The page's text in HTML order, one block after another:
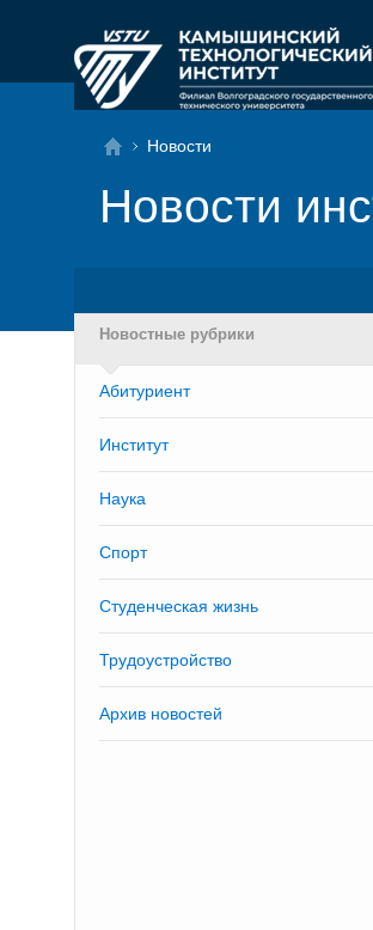
Новости
Новости
Новостные рубрики
Абитуриент
Институт
Наука
Спорт
Студенческая жизнь
Трудоустройство
Архив новостей